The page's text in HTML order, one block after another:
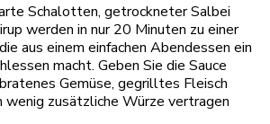
Schalotten, getrockneter Salbei
werden in nur 20 Minuten zu einer
aus einem einfachen Abendessen ein
macht. Geben Sie die Sauce
Gemüse, gegrilltes Fleisch
wenig zusätzliche Würze vertragen